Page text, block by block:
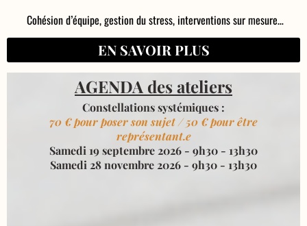
Cohésion d’équipe, gestion du stress, interventions sur mesure…
EN SAVOIR PLUS
AGENDA des ateliers
Constellations systémiques :
70 € pour poser son sujet / 50 € pour être
représentant.e
Samedi 19 septembre 2026 - 9h30 - 13h30
Samedi 28 novembre 2026 - 9h30 - 13h30